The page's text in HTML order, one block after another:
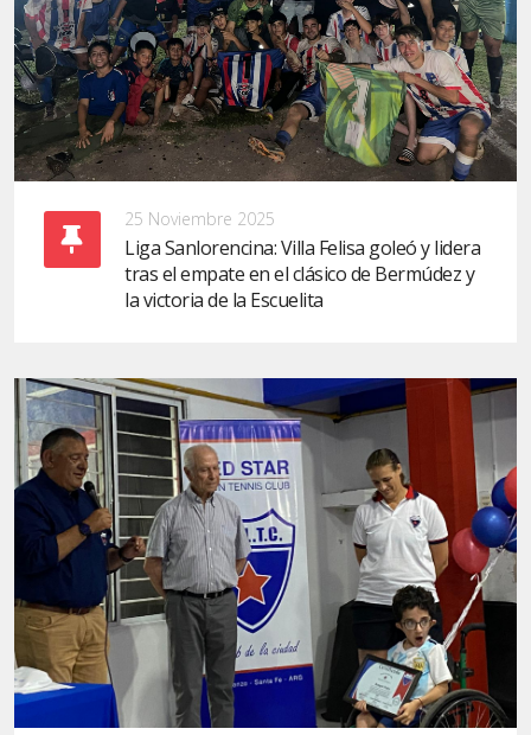
25 Noviembre 2025
Liga Sanlorencina: Villa Felisa goleó y lidera
tras el empate en el clásico de Bermúdez y
la victoria de la Escuelita